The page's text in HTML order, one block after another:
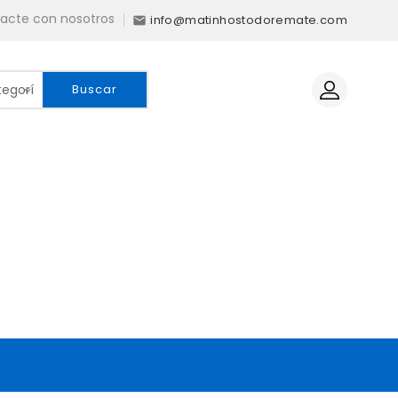
con nosotros  info@matinhostodoremate.com
Buscar